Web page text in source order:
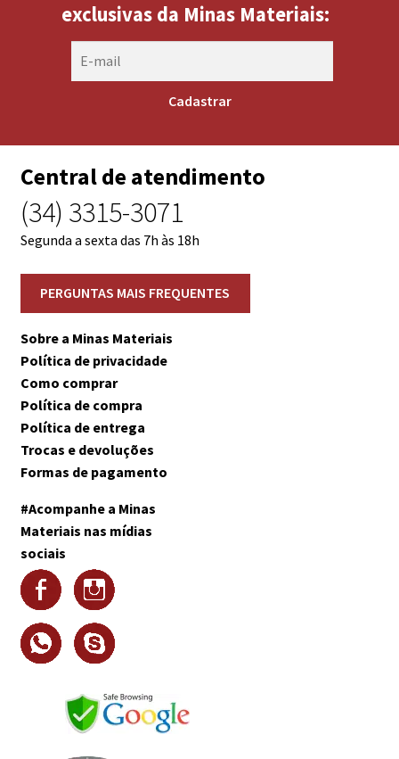
exclusivas da Minas Materiais:
Central de atendimento
(34) 3315-3071
Segunda a sexta das 7h às 18h
Sobre a Minas Materiais
Política de privacidade
Como comprar
Política de compra
Política de entrega
Trocas e devoluções
Formas de pagamento
#Acompanhe a Minas
Materiais nas mídias
sociais